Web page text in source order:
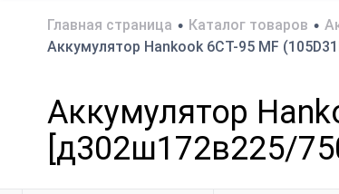
Главная страница • Каталог товаров •
Аккумулятор Hankook 6СТ-95 MF
Аккумулятор
[д302ш172в225/